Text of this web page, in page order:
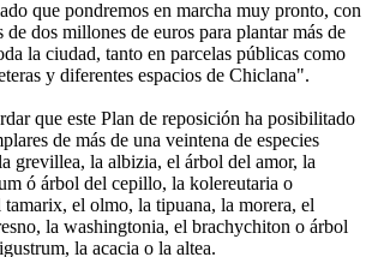
que pondremos en marcha muy pronto, con
de dos millones de euros para plantar más de
la ciudad, tanto en parcelas públicas como
y diferentes espacios de Chiclana".
que este Plan de reposición ha posibilitado
de más de una veintena de especies
grevillea, la albizia, el árbol del amor, la
ó árbol del cepillo, la kolereutaria o
el olmo, la tipuana, la morera, el
la washingtonia, el brachychiton o árbol
la acacia o la altea.